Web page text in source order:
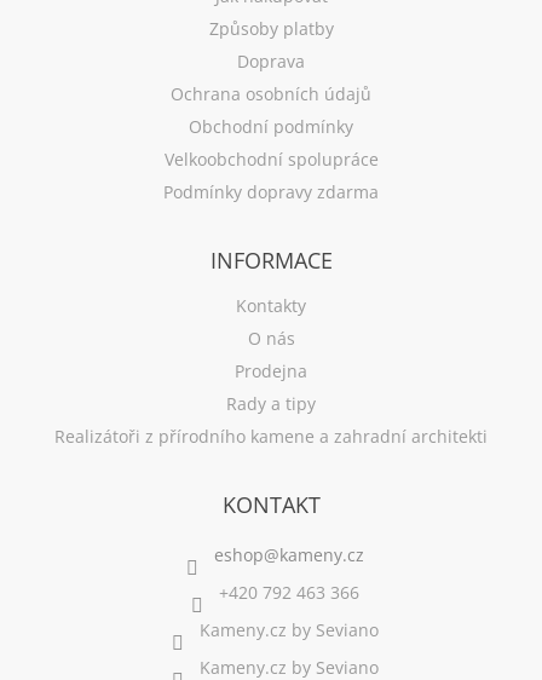
Způsoby platby
Doprava
Ochrana osobních údajů
Obchodní podmínky
Velkoobchodní spolupráce
Podmínky dopravy zdarma
INFORMACE
Kontakty
O nás
Prodejna
Rady a tipy
Realizátoři z přírodního kamene a zahradní architekti
KONTAKT
+420 792 463 366
Kameny.cz by Seviano
Kameny.cz by Seviano